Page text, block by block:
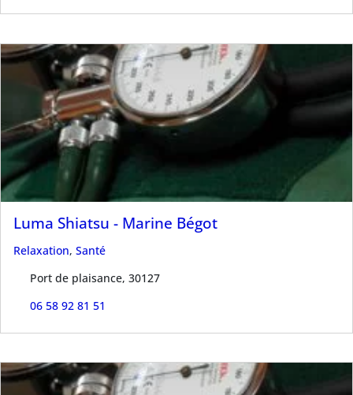
Luma Shiatsu - Marine Bégot
Relaxation, Santé
Port de plaisance, 30127
06 58 92 81 51